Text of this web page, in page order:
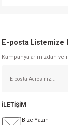
E-posta Listemize
Kampanyalarımızdan
İLETİŞİM
Bize Yazın